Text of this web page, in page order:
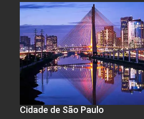
Cidade de São Paulo